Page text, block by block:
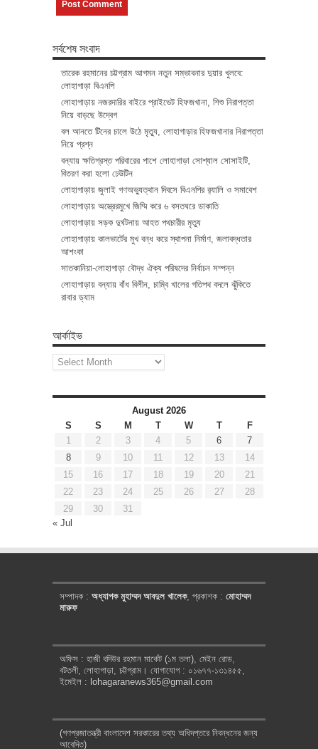
সর্বশেষ সংবাদ
তারেক রহমানের চট্টগ্রাম আগমন নতুন সম্ভাবনার দুয়ার খুলবে:
লোহাগাড়া বিএনপি
লোহাগাড়ায় নজরদারির বাইরে প্রাইভেট হিফজখানা, শিশু নিরাপত্তা
নিয়ে বাড়ছে উদ্বেগ
বল আনতে টিনের চালে উঠে মৃত্যু, লোহাগাড়ার হিফজখানার নিরাপত্তা
নিয়ে প্রশ্ন
বন্যায় ক্ষতিগ্রস্ত পরিবারের পাশে লোহাগাড়া সোশ্যাল সোসাইটি,
বিতরণ করা হলো ঢেউটিন
লোহাগাড়ায় জুলাই গণঅভ্যুত্থান দিবসে বিএনপির র‌্যালি ও সমাবেশ
লোহাগাড়ায় অস্ত্রেরমুখে জিম্মি করে ৬ বসতঘরে ডাকাতি
লোহাগাড়ায় সড়ক দুর্ঘটনায় আহত পথচারীর মৃত্যু
লোহাগাড়ায় কালভার্টের মুখ বন্ধ করে স্থাপনা নির্মাণ, জলাবদ্ধতার
আশংকা
সাতকানিয়া-লোহাগাড়া বৌদ্ধ ঐক্য পরিষদের নির্বাচন সম্পন্ন
লোহাগাড়ায় বন্যায় বাঁধ বিলীন, চাম্বি খালের গতিপথ বদলে ঝুঁকিতে
রাবার ড্যাম
আর্কাইভ
আর্কাইভ
August 2026
S
S M T W T
F
1
2 3 4 5 6
7
8
9 10 11 12 13
14
15
16 17 18 19 20
21
22
23 24 25 26 27
28
29
30
31
« Jul
সম্পাদক : অধ্যাপক মুহাম্মদ আবদুল খালেক, প্রকাশক : মোহাম্মদ
মারুফ
অফিস : হাজী বদিউর রহমান মার্কেট (১ম তলা), মেইন রোড,
বটতলী, লোহাগাড়া, চট্টগ্রাম। যোগাযোগ : ০১৬৭৭-১৩১৪৫৫,
ইমেইল : lohagaranews365@gmail.com
(গণপ্রজাতন্ত্রী বাংলাদেশ সরকারের তথ্য অধিদপ্তরে নিবন্ধনের জন্য
আবেদিত)